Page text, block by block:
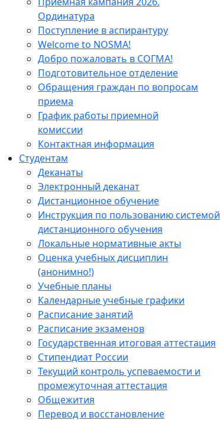
Ординатура
Поступление в аспирантуру
Welcome to NOSMA!
Добро пожаловать в СОГМА!
Подготовительное отделение
Обращения граждан по вопросам
приема
График работы приемной
комиссии
Контактная информация
Студентам
Деканаты
Электронный деканат
Дистанционное обучение
Инструкция по пользованию системой
дистанционного обучения
Локальные нормативные акты
Оценка учебных дисциплин
(анонимно!)
Учебные планы
Календарные учебные графики
Расписание занятий
Расписание экзаменов
Государственная итоговая аттестация
Стипендиат России
Текущий контроль успеваемости и
промежуточная аттестация
Общежития
Перевод и восстановление